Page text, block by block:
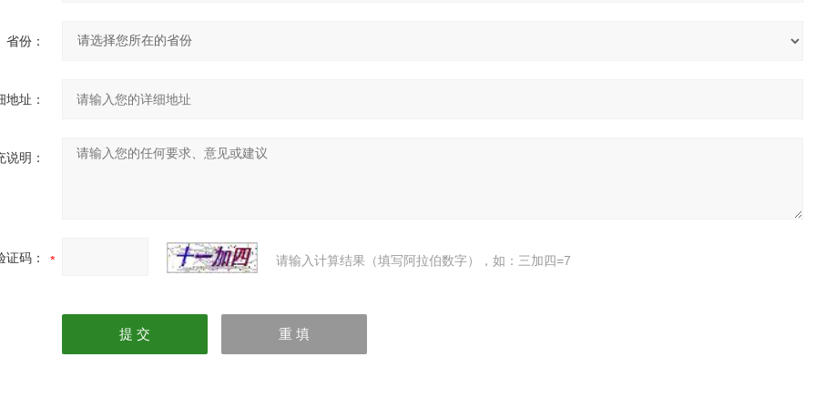
省份：
地址：
说明：
证码： 请输入计算结果（填写阿拉伯数字），如：三加四=7